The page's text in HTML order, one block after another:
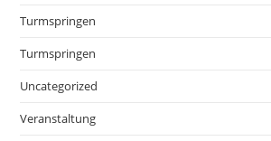
Turmspringen
Turmspringen
Uncategorized
Veranstaltung